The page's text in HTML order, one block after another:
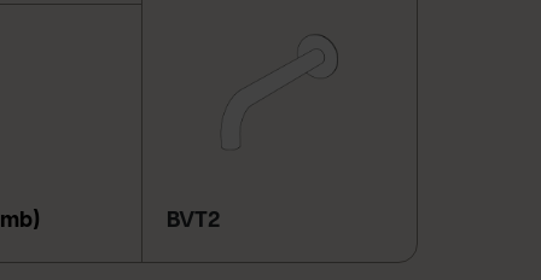
BVT2